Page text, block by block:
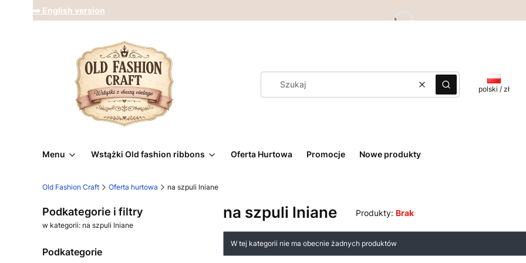
➡️ English version
WyczyśćSzukaj polski / zł
Menu Wstążki Old fashion ribbons Oferta Hurtowa Promocje Nowe produkty
Old Fashion Craft Oferta hurtowa na szpuli lniane
Podkategorie i filtry
w kategorii: na szpuli lniane
Podkategorie
na szpuli lniane Produkty: Brak
Lista produktów
W tej kategorii nie ma obecnie żadnych produktów